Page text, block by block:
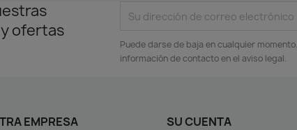
ofertas
Puede darse de baja en cualquier
información de contacto en el aviso legal.
EMPRESA SU CUENTA